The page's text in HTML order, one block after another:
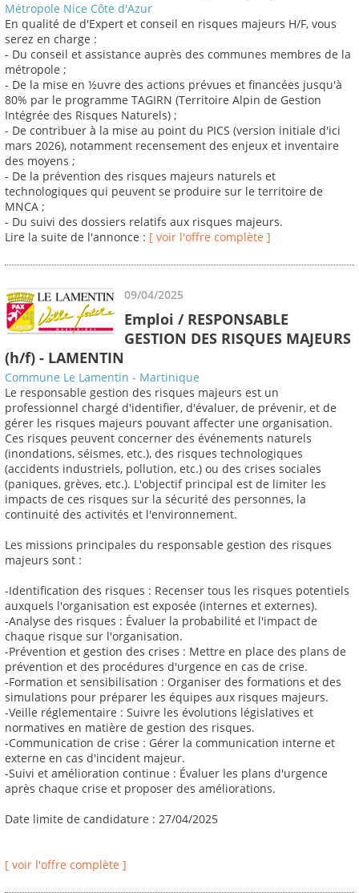
Métropole Nice Côte d'Azur
En qualité de d'Expert et conseil en risques majeurs H/F, vous
serez en charge :
- Du conseil et assistance auprès des communes membres de la
métropole ;
- De la mise en ½uvre des actions prévues et financées jusqu'à
80% par le programme TAGIRN (Territoire Alpin de Gestion
Intégrée des Risques Naturels) ;
- De contribuer à la mise au point du PICS (version initiale d'ici
mars 2026), notamment recensement des enjeux et inventaire
des moyens ;
- De la prévention des risques majeurs naturels et
technologiques qui peuvent se produire sur le territoire de
MNCA ;
- Du suivi des dossiers relatifs aux risques majeurs.
Lire la suite de l'annonce : [ voir l'offre complète ]
09/04/2025
Emploi / RESPONSABLE
GESTION DES RISQUES MAJEURS
(h/f) - LAMENTIN
Commune Le Lamentin - Martinique
Le responsable gestion des risques majeurs est un
professionnel chargé d'identifier, d'évaluer, de prévenir, et de
gérer les risques majeurs pouvant affecter une organisation.
Ces risques peuvent concerner des événements naturels
(inondations, séismes, etc.), des risques technologiques
(accidents industriels, pollution, etc.) ou des crises sociales
(paniques, grèves, etc.). L'objectif principal est de limiter les
impacts de ces risques sur la sécurité des personnes, la
continuité des activités et l'environnement.
Les missions principales du responsable gestion des risques
majeurs sont :
-Identification des risques : Recenser tous les risques potentiels
auxquels l'organisation est exposée (internes et externes).
-Analyse des risques : Évaluer la probabilité et l'impact de
chaque risque sur l'organisation.
-Prévention et gestion des crises : Mettre en place des plans de
prévention et des procédures d'urgence en cas de crise.
-Formation et sensibilisation : Organiser des formations et des
simulations pour préparer les équipes aux risques majeurs.
-Veille réglementaire : Suivre les évolutions législatives et
normatives en matière de gestion des risques.
-Communication de crise : Gérer la communication interne et
externe en cas d'incident majeur.
-Suivi et amélioration continue : Évaluer les plans d'urgence
après chaque crise et proposer des améliorations.
Date limite de candidature : 27/04/2025
[ voir l'offre complète ]